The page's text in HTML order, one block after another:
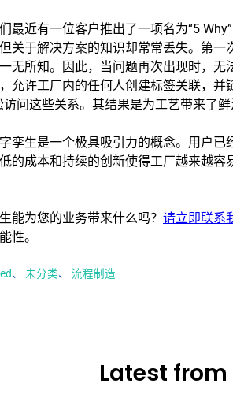
最近有一位客户推出了一项名为“5
关于解决方案的知识却常常丢失。第一
无所知。因此，当问题再次出现时，无
允许工厂内的任何人创建标签关联，并
问这些关系。其结果是为工艺带来了鲜
孪生是一个极具吸引力的概念。用户
的成本和持续的创新使得工厂越来越
能为您的业务带来什么吗？ 请立即联系
性。
、 未分类、 流程制造
Latest